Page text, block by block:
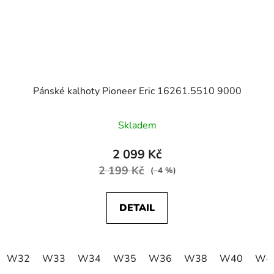
Pánské kalhoty Pioneer Eric 16261.5510 9000
Skladem
2 099 Kč
2 199 Kč (–4 %)
DETAIL
W32 W33 W34 W35 W36 W38 W40